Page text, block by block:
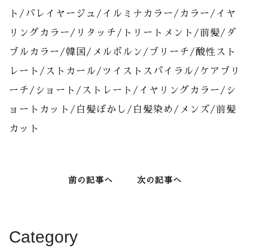
ト/バレイヤージュ/イルミナカラー/カラー/イヤ
リングカラー/リタッチ/トリートメント/前髪/ダ
ブルカラー/韓国/メルボルン/ブリーチ/酸性スト
レート/ストカール/ツイストスパイラル/ケアブリ
ーチ/ショート/ストレート/イヤリングカラー/シ
ョートカット/白髪ぼかし/白髪染め/メンズ/前髪
カット
前の記事へ 次の記事へ
Category